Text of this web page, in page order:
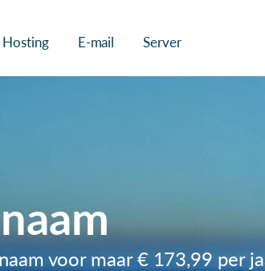
Hosting E-mail Server
voor maar€ 173,99 per